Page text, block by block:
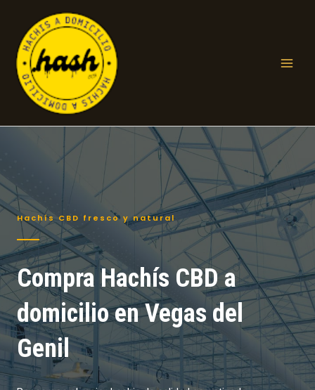
contenido
Hachís CBD fresco y natural
Compra Hachís CBD a
domicilio en Vegas del
Genil